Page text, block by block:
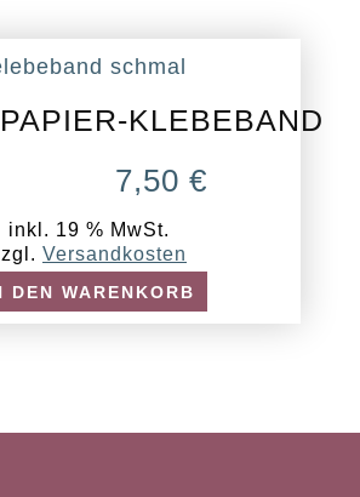
PAPIER-KLEBEBAND
7,50€
inkl. 19 % MwSt.
Versandkosten
DEN WARENKORB